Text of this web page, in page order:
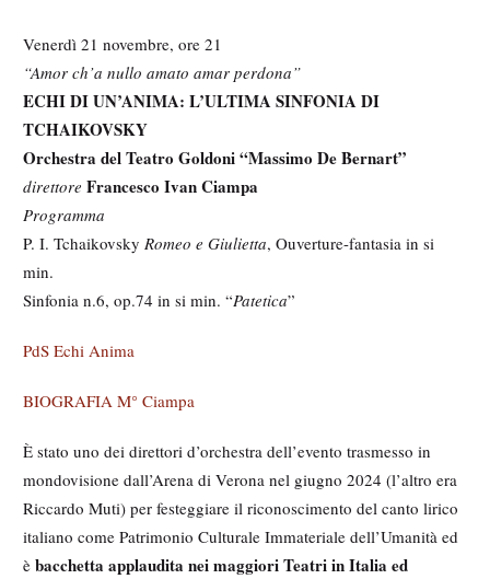
Venerdì 21 novembre, ore 21
“Amor ch’a nullo amato amar perdona”
ECHI DI UN’ANIMA: L’ULTIMA SINFONIA DI
TCHAIKOVSKY
Orchestra del Teatro Goldoni “Massimo De Bernart”
direttore Francesco Ivan Ciampa
Programma
P. I. Tchaikovsky Romeo e Giulietta, Ouverture-fantasia in si
min.
Sinfonia n.6, op.74 in si min. “Patetica”
PdS Echi Anima
BIOGRAFIA M° Ciampa
È stato uno dei direttori d’orchestra dell’evento trasmesso in
mondovisione dall’Arena di Verona nel giugno 2024 (l’altro era
Riccardo Muti) per festeggiare il riconoscimento del canto lirico
italiano come Patrimonio Culturale Immateriale dell’Umanità ed
è bacchetta applaudita nei maggiori Teatri in Italia ed